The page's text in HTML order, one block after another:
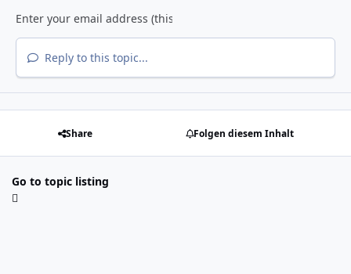
Reply to this topic...
Share Folgen diesem Inhalt
Go to topic listing